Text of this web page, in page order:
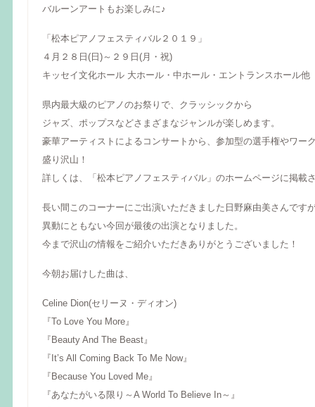
バルーンアートもお楽しみに♪
「松本ピアノフェスティバル２０１９」
４月２８日(日)～２９日(月・祝)
キッセイ文化ホール 大ホール・中ホール・エントランスホール他
県内最大級のピアノのお祭りで、クラッシックから
ジャズ、ポップスなどさまざまなジャンルが楽しめます。
豪華アーティストによるコンサートから、参加型の選手権やワー
盛り沢山！
詳しくは、「松本ピアノフェスティバル」のホームページに掲載
長い間このコーナーにご出演いただきました日野麻由美さんです
異動にともない今回が最後の出演となりました。
今まで沢山の情報をご紹介いただきありがとうございました！
今朝お届けした曲は、
Celine Dion(セリーヌ・ディオン)
『To Love You More』
『Beauty And The Beast』
『It’s All Coming Back To Me Now』
『Because You Loved Me』
『あなたがいる限り～A World To Believe In～』